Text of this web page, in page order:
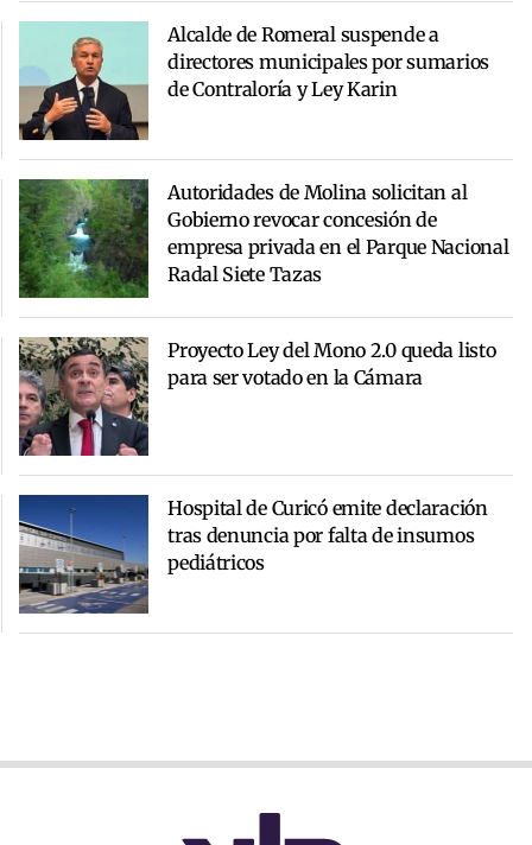
Alcalde de Romeral suspende a
directores municipales por sumarios
de Contraloría y Ley Karin
Autoridades de Molina solicitan al
Gobierno revocar concesión de
empresa privada en el Parque Nacional
Radal Siete Tazas
Proyecto Ley del Mono 2.0 queda listo
para ser votado en la Cámara
Hospital de Curicó emite declaración
tras denuncia por falta de insumos
pediátricos